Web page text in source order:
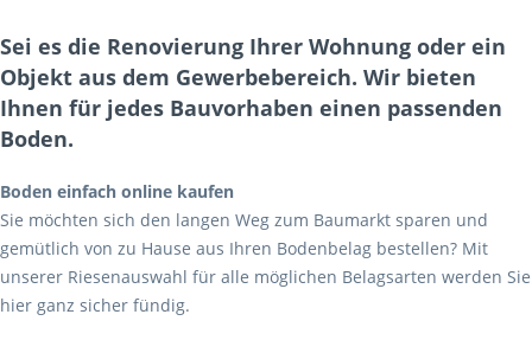
Sei es die Renovierung Ihrer Wohnung oder ein
Objekt aus dem Gewerbebereich. Wir bieten
Ihnen für jedes Bauvorhaben einen passenden
Boden.
Boden einfach online kaufen
Sie möchten sich den langen Weg zum Baumarkt sparen und
gemütlich von zu Hause aus Ihren Bodenbelag bestellen? Mit
unserer Riesenauswahl für alle möglichen Belagsarten werden Sie
hier ganz sicher fündig.